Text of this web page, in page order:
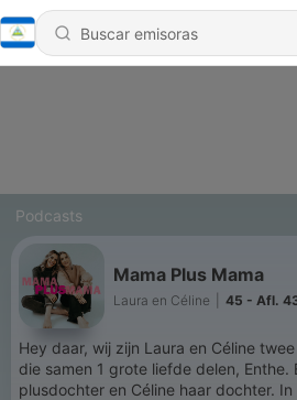
Podcasts
Mama Plus Mama
Laura en Céline 45 - Afl.
Hey daar, wij zijn Laura en Céline
die samen 1 grote liefde delen, Enthe. Enthe is Laura’s
plusdochter en Céline haar dochter.